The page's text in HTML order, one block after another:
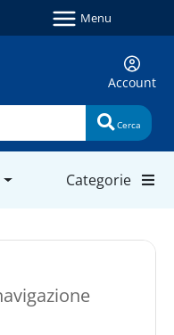
Menu
Account
Cerca
Categorie